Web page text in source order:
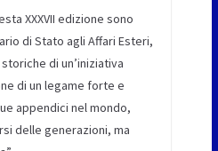
XXXVII edizione sono
di Stato agli Affari Esteri,
di un’iniziativa
di un legame forte e
appendici nel mondo,
delle generazioni, ma